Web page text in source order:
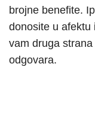
brojne benefite.
donosite u afektu
vam druga
odgovara.